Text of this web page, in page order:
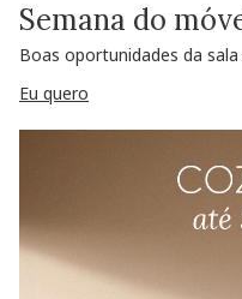
Semana do
Boas oportunidades da
Eu quero